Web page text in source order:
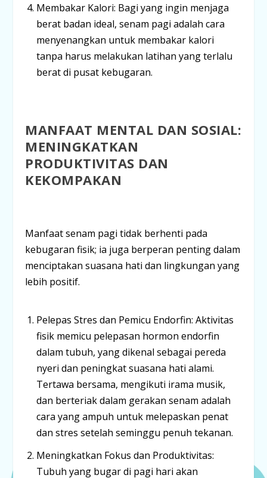
Membakar Kalori: Bagi yang ingin menjaga
berat badan ideal, senam pagi adalah cara
menyenangkan untuk membakar kalori
tanpa harus melakukan latihan yang terlalu
berat di pusat kebugaran.
MANFAAT MENTAL DAN SOSIAL:
MENINGKATKAN
PRODUKTIVITAS DAN
KEKOMPAKAN
Manfaat senam pagi tidak berhenti pada
kebugaran fisik; ia juga berperan penting dalam
menciptakan suasana hati dan lingkungan yang
lebih positif.
Pelepas Stres dan Pemicu Endorfin: Aktivitas
fisik memicu pelepasan hormon endorfin
dalam tubuh, yang dikenal sebagai pereda
nyeri dan peningkat suasana hati alami.
Tertawa bersama, mengikuti irama musik,
dan berteriak dalam gerakan senam adalah
cara yang ampuh untuk melepaskan penat
dan stres setelah seminggu penuh tekanan.
Meningkatkan Fokus dan Produktivitas:
Tubuh yang bugar di pagi hari akan